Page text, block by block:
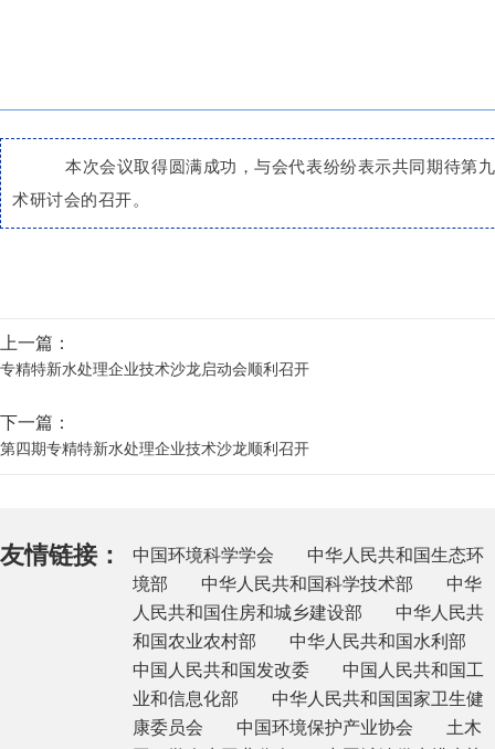
本次会议取得圆满成功，与会代表纷纷表示共同期待第
术研讨会的召开。
上一篇：
专精特新水处理企业技术沙龙启动会顺利召开
下一篇：
第四期专精特新水处理企业技术沙龙顺利召开
友情链接： 中国环境科学学会
中华人民共和国生态环
境部
中华人民共和国科学技术部
中华
人民共和国住房和城乡建设部
中华人民共
和国农业农村部
中华人民共和国水利部
中国人民共和国发改委
中国人民共和国工
业和信息化部
中华人民共和国国家卫生健
康委员会
中国环境保护产业协会
土木